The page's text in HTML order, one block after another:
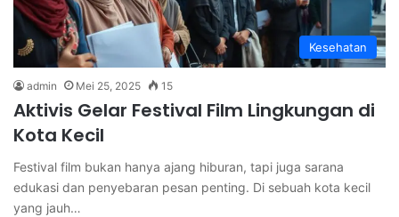
Kesehatan
admin Mei 25, 2025 15
Aktivis Gelar Festival Film Lingkungan di
Kota Kecil
Festival film bukan hanya ajang hiburan, tapi juga sarana
edukasi dan penyebaran pesan penting. Di sebuah kota kecil
yang jauh…